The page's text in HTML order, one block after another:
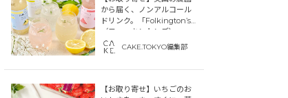
から届く、ノンアルコール
ドリンク。「Folkington’s
（フォーキントンズ）」
CAKE.TOKYO編集部
【お取り寄せ】いちごのお